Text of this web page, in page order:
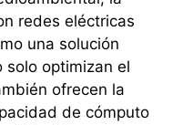
redes eléctricas
una solución
solo optimizan el
ofrecen la
de cómputo